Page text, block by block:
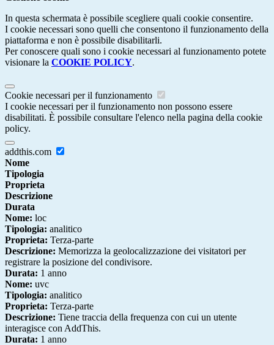
In questa schermata è possibile scegliere quali cookie consentire.
I cookie necessari sono quelli che consentono il funzionamento della
piattaforma e non è possibile disabilitarli.
Per conoscere quali sono i cookie necessari al funzionamento potete
visionare la COOKIE POLICY.
Cookie necessari per il funzionamento
I cookie necessari per il funzionamento non possono essere
disabilitati. È possibile consultare l'elenco nella pagina della cookie
policy.
addthis.com
Nome
Tipologia
Proprieta
Descrizione
Durata
Nome: loc
Tipologia: analitico
Proprieta: Terza-parte
Descrizione: Memorizza la geolocalizzazione dei visitatori per
registrare la posizione del condivisore.
Durata: 1 anno
Nome: uvc
Tipologia: analitico
Proprieta: Terza-parte
Descrizione: Tiene traccia della frequenza con cui un utente
interagisce con AddThis.
Durata: 1 anno